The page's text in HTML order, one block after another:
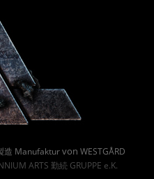
造 Manufakturvon WESTGÅRD
ARTS 勤続 GRUPPE e.K.
By :